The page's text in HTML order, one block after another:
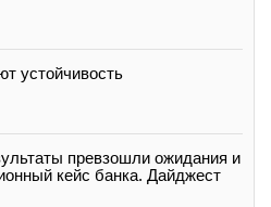
устойчивость
превзошли ожидания и
кейс банка. Дайджест